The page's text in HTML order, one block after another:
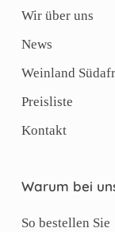
Wir über uns
News
Weinland
Preisliste
Kontakt
Warum bei
So bestellen Sie